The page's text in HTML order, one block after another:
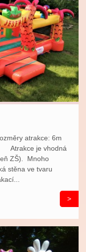
atrakce: 6m
Atrakce je vhodná
ZŠ). Mnoho
stěna ve tvaru
>